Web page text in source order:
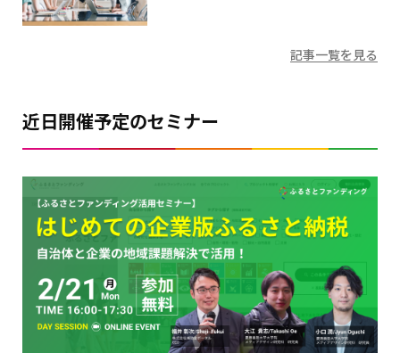
記事一覧を見る
近日開催予定のセミナー